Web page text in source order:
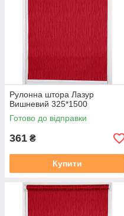
Як самому встановити
https://mir-shtor.org/
Рулонна штора Лазур
Вишневий 325*1500
Готово до відправки
361 ₴
Купити